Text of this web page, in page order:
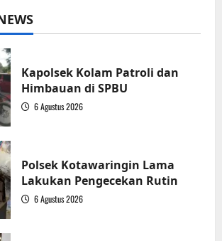
Kapolsek Kolam Patroli dan
Himbauan di SPBU
6 Agustus 2026
Polsek Kotawaringin Lama
Lakukan Pengecekan Rutin
6 Agustus 2026